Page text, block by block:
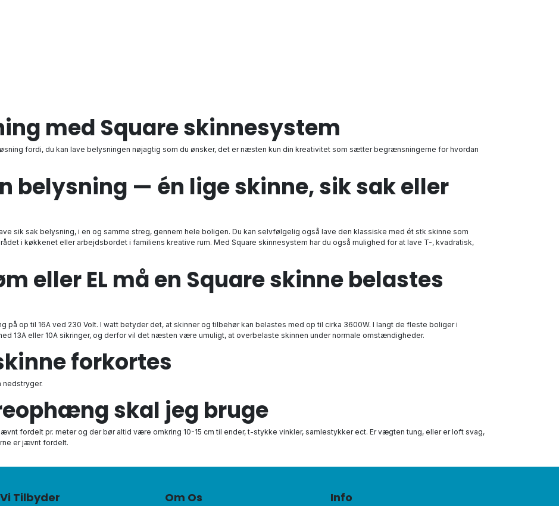
med Square skinnesystem
fordi, du kan lave belysningen nøjagtig som du ønsker, det er næsten kun din kreativitet som sætter begrænsningerne for hvordan
belysning — én lige skinne, sik sak eller
sik sak belysning, i en og samme streg, gennem hele boligen. Du kan selvfølgelig også lave den klassiske med ét stk skinne som
i køkkenet eller arbejdsbordet i familiens kreative rum. Med Square skinnesystem har du også mulighed for at lave T-, kvadratisk,
eller EL må en Square skinne belastes
på op til 16A ved 230 Volt. I watt betyder det, at skinner og tilbehør kan belastes med op til cirka 3600W. I langt de fleste boliger i
13A eller 10A sikringer, og derfor vil det næsten være umuligt, at overbelaste skinnen under normale omstændigheder.
forkortes
nedstryger.
skal jeg bruge
fordelt pr. meter og der bør altid være omkring 10-15 cm til ender, t-stykke vinkler, samlestykker ect. Er vægten tung, eller er loft svag,
er jævnt fordelt.
Vi Tilbyder Om Os Info